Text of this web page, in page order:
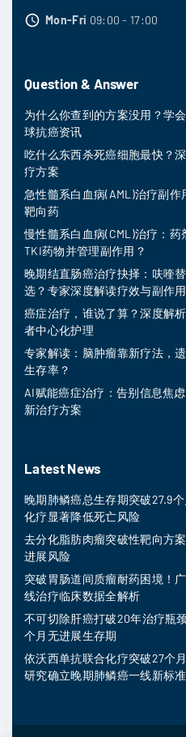
Mon-Fri 09:00 - 17:00
Question & Answer
为什么你查到的方案没用？学
球抗癌资讯
吃什么东西杀死癌细胞最快？
疗方案
急性髓系白血病(AML)治疗副
靶向药
慢性髓系白血病(CML)治疗：
TKI药物并管理副作用？
晚期结直肠癌治疗抉择：呋喹
选？专家深度解读疗效与副作用
癌症治疗，谁说了算？深度解
者中心化护理
专家解读：脑肿瘤靠新疗法，
生存率？
AI赋能癌症治疗：告别信息焦
新治疗方案
Latest News
晚期肺鳞癌总生存期突破27.9
化疗显著降低死亡风险
去分化脂肪肉瘤突破性靶向方
进展风险
突破胃肠道间质瘤耐药困境！
线治疗临床数据全解析
不可切除肝癌打破20年治疗瓶
个月无进展生存期
依沃西单抗联合化疗突破27个
研究确立晚期肺鳞癌一线新标准